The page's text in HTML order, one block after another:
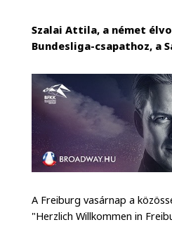
Szalai Attila, a német
Bundesliga-csapathoz, a
A Freiburg vasárnap a
"Herzlich Willkommen in